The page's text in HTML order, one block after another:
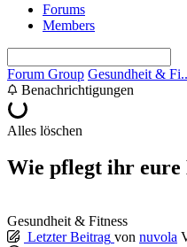
Forums
Members
Forum Group Gesundheit &
Benachrichtigungen
Alles löschen
Wie pflegt ihr eure
Gesundheit & Fitness
Letzter Beitrag von nuvola